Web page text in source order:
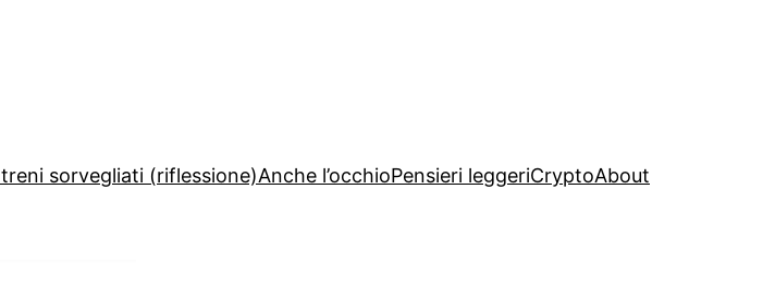
treni sorvegliati (riflessione)Anche l’occhioPensieri leggeriCryptoAbout